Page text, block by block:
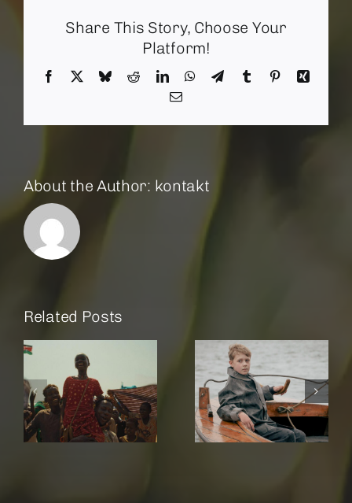
Share This Story, Choose Your
Platform!
Facebook BlueskyRedditLinkedInWhatsApp
TelegramTumblr PinterestXing
Email
About the Author: kontakt
Related Posts
Amrum Rose